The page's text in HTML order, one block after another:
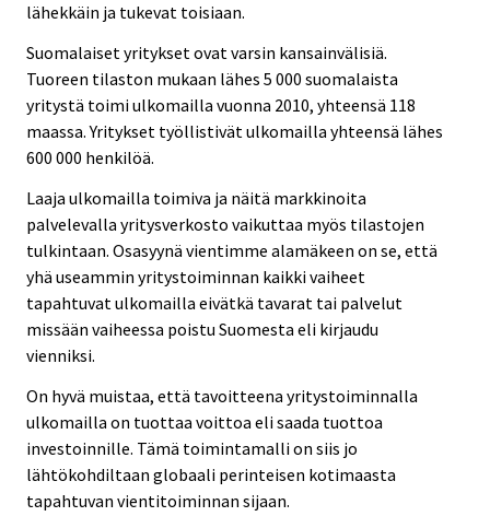
lähekkäin ja tukevat toisiaan.
Suomalaiset yritykset ovat varsin kansainvälisiä.
Tuoreen tilaston mukaan lähes 5 000 suomalaista
yritystä toimi ulkomailla vuonna 2010, yhteensä 118
maassa. Yritykset työllistivät ulkomailla yhteensä lähes
600 000 henkilöä.
Laaja ulkomailla toimiva ja näitä markkinoita
palvelevalla yritysverkosto vaikuttaa myös tilastojen
tulkintaan. Osasyynä vientimme alamäkeen on se, että
yhä useammin yritystoiminnan kaikki vaiheet
tapahtuvat ulkomailla eivätkä tavarat tai palvelut
missään vaiheessa poistu Suomesta eli kirjaudu
vienniksi.
On hyvä muistaa, että tavoitteena yritystoiminnalla
ulkomailla on tuottaa voittoa eli saada tuottoa
investoinnille. Tämä toimintamalli on siis jo
lähtökohdiltaan globaali perinteisen kotimaasta
tapahtuvan vientitoiminnan sijaan.